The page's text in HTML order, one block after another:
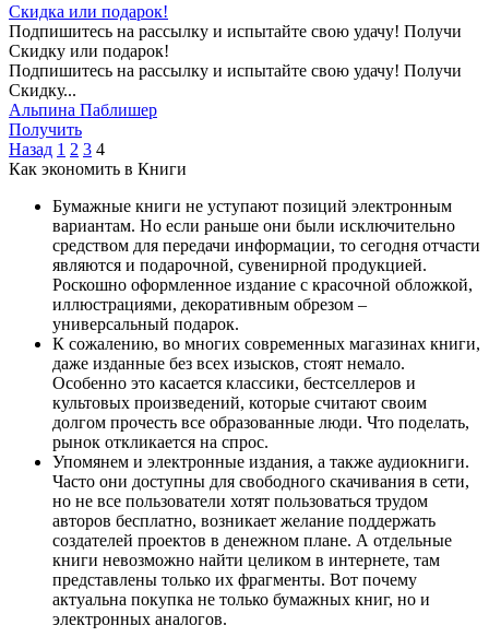
Скидка или подарок!
Подпишитесь на рассылку и испытайте свою удачу! Получи
Скидку или подарок!
Подпишитесь на рассылку и испытайте свою удачу! Получи
Скидку...
Альпина Паблишер
Получить
Назад 1 2 3 4
Как экономить в Книги
Бумажные книги не уступают позиций электронным
вариантам. Но если раньше они были исключительно
средством для передачи информации, то сегодня отчасти
являются и подарочной, сувенирной продукцией.
Роскошно оформленное издание с красочной обложкой,
иллюстрациями, декоративным обрезом –
универсальный подарок.
К сожалению, во многих современных магазинах книги,
даже изданные без всех изысков, стоят немало.
Особенно это касается классики, бестселлеров и
культовых произведений, которые считают своим
долгом прочесть все образованные люди. Что поделать,
рынок откликается на спрос.
Упомянем и электронные издания, а также аудиокниги.
Часто они доступны для свободного скачивания в сети,
но не все пользователи хотят пользоваться трудом
авторов бесплатно, возникает желание поддержать
создателей проектов в денежном плане. А отдельные
книги невозможно найти целиком в интернете, там
представлены только их фрагменты. Вот почему
актуальна покупка не только бумажных книг, но и
электронных аналогов.